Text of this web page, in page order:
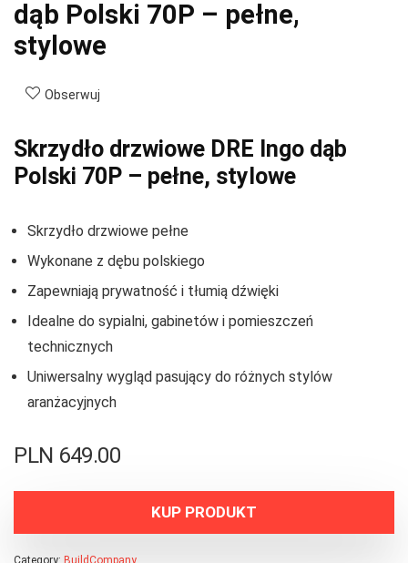
dąb Polski 70P – pełne,
stylowe
Obserwuj
Skrzydło drzwiowe DRE Ingo dąb
Polski 70P – pełne, stylowe
Skrzydło drzwiowe pełne
Wykonane z dębu polskiego
Zapewniają prywatność i tłumią dźwięki
Idealne do sypialni, gabinetów i pomieszczeń
technicznych
Uniwersalny wygląd pasujący do różnych stylów
aranżacyjnych
PLN 649.00
KUP PRODUKT
Category: BuildCompany